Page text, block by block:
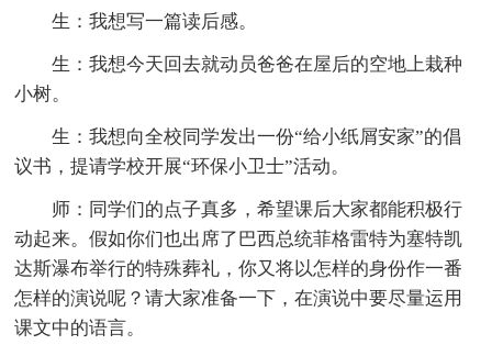
生：我想写一篇读后感。
生：我想今天回去就动员爸爸在屋后的空地上栽种
小树。
生：我想向全校同学发出一份“给小纸屑安家”的倡
议书，提请学校开展“环保小卫士”活动。
师：同学们的点子真多，希望课后大家都能积极行
动起来。假如你们也出席了巴西总统菲格雷特为塞特凯
达斯瀑布举行的特殊葬礼，你又将以怎样的身份作一番
怎样的演说呢？请大家准备一下，在演说中要尽量运用
课文中的语言。